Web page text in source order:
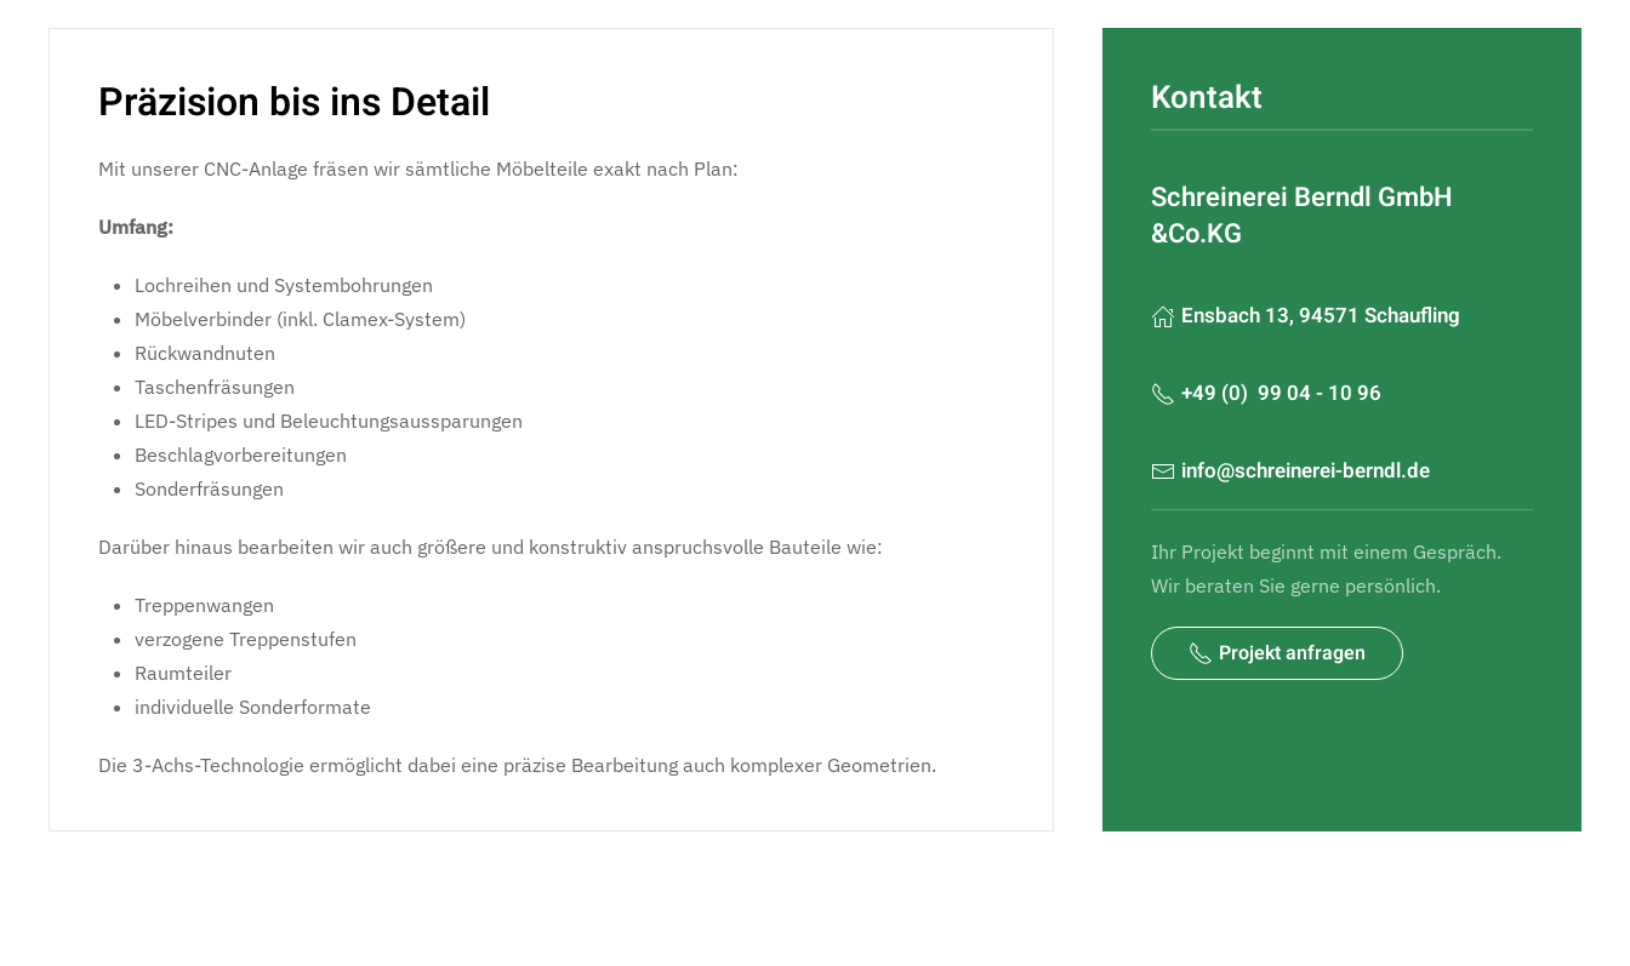
Präzision bis ins Detail
Mit unserer CNC-Anlage fräsen wir sämtliche Möbelteile exakt nach Plan:
Umfang:
Lochreihen und Systembohrungen
Möbelverbinder (inkl. Clamex-System)
Rückwandnuten
Taschenfräsungen
LED-Stripes und Beleuchtungsaussparungen
Beschlagvorbereitungen
Sonderfräsungen
Darüber hinaus bearbeiten wir auch größere und konstruktiv anspruchsvolle Bauteile wie:
Treppenwangen
verzogene Treppenstufen
Raumteiler
individuelle Sonderformate
Die 3-Achs-Technologie ermöglicht dabei eine präzise Bearbeitung auch komplexer Geometrien.
Kontakt
Schreinerei Berndl GmbH
&Co.KG
Ensbach 13, 94571 Schaufling
+49 (0) 99 04 - 10 96
info@schreinerei-berndl.de
Ihr Projekt beginnt mit einem Gespräch.
Wir beraten Sie gerne persönlich.
Projekt anfragen